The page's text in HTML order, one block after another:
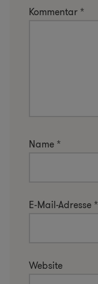
Kommentar *
Name *
E-Mail-Adresse *
Website